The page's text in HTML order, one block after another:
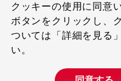
サイトのご利用条件
サイトマップ
クッキーの使用に同意
ボタンをクリックし、
ついては「詳細を見る
い。